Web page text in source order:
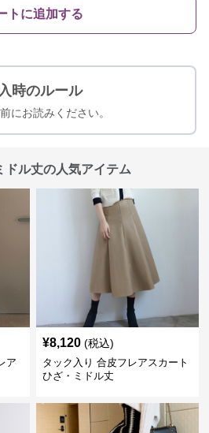
トに追加する
時のルール
にお読みください。
ドル丈の人気アイテム
ア
¥8,120 (税込)
タック入り 合皮フレアスカート
ひざ・ミドル丈